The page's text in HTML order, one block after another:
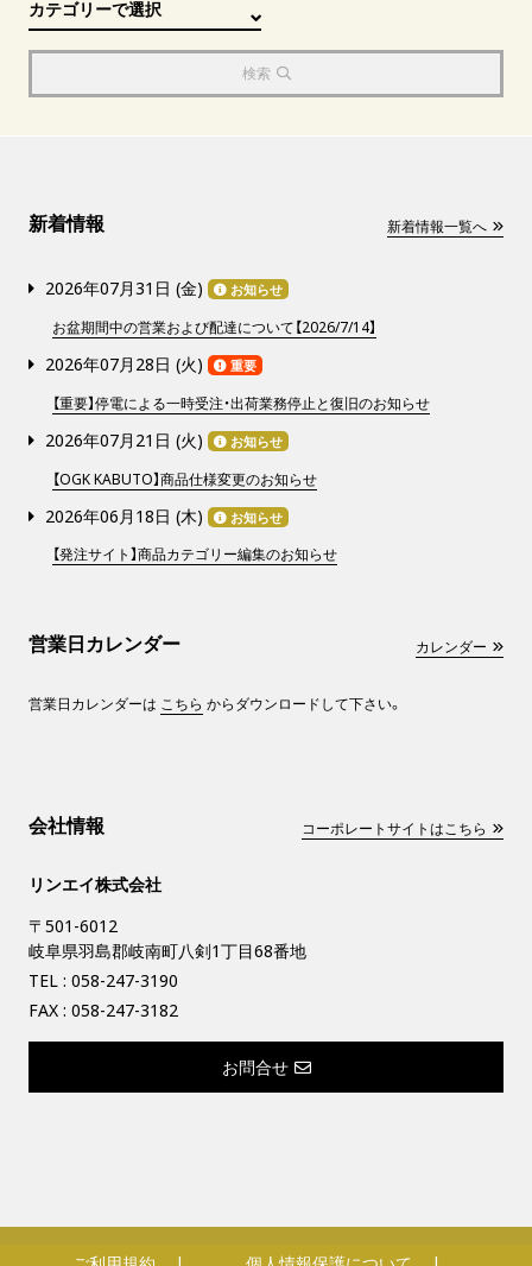
検索
新着情報 新着情報一覧へ
2026年07月31日 (金) お知らせ
お盆期間中の営業および配達について【2026/7/14】
2026年07月28日 (火) 重要
【重要】停電による一時受注・出荷業務停止と復旧のお知らせ
2026年07月21日 (火) お知らせ
【OGK KABUTO】商品仕様変更のお知らせ
2026年06月18日 (木) お知らせ
【発注サイト】商品カテゴリー編集のお知らせ
営業日カレンダー カレンダー
営業日カレンダーは こちら からダウンロードして下さい。
会社情報 コーポレートサイトはこちら
リンエイ株式会社
〒501-6012
岐阜県羽島郡岐南町八剣1丁目68番地
TEL : 058-247-3190
FAX : 058-247-3182
お問合せ